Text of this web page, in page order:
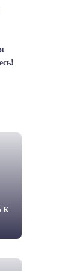
к